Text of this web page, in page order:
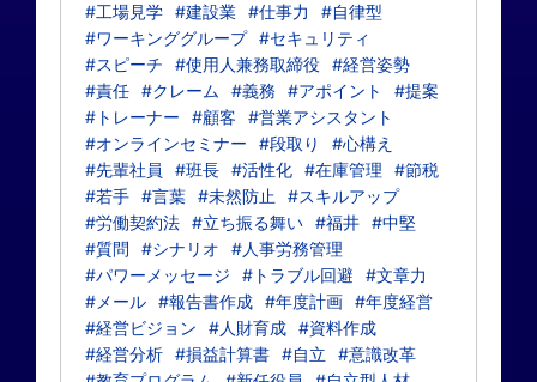
#工場見学 #建設業 #仕事力
#自律型
#ワーキンググループ #セキュリティ
#スピーチ
#使用人兼務取締役 #経営姿勢
#責任 #クレーム #義務 #アポイント
#提案
#トレーナー
#顧客
#営業アシスタント
#オンラインセミナー
#段取り
#心構え
#先輩社員
#班長 #活性化 #在庫管理
#節税
#若手 #言葉 #未然防止
#スキルアップ
#労働契約法 #立ち振る舞い #福井 #中堅
#質問
#シナリオ
#人事労務管理
#パワーメッセージ
#トラブル回避
#文章力
#メール #報告書作成 #年度計画 #年度経営
#経営ビジョン
#人財育成 #資料作成
#経営分析 #損益計算書 #自立
#意識改革